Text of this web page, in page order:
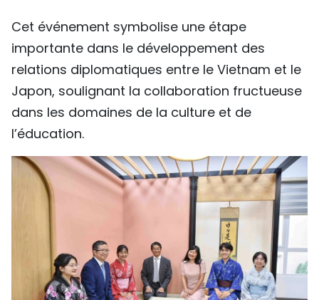
Cet événement symbolise une étape
importante dans le développement des
relations diplomatiques entre le Vietnam et le
Japon, soulignant la collaboration fructueuse
dans les domaines de la culture et de
l’éducation.